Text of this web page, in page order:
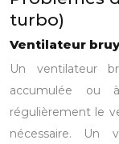
turbo)
Ventilateur
Un ventilateur
accumulée ou
régulièrement le
nécessaire. Un